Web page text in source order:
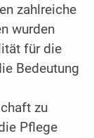
zahlreiche
wurden
für die
Bedeutung
zu
Pflege